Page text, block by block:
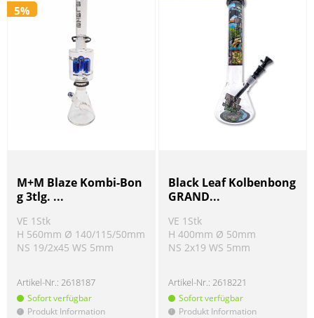
5%
M+M Blaze Kombi-Bon
g 3tlg. ...
VE 1Stk
H 560mm Ø 140/115/50mm
NS 19/2x45 WS 5mm
Artikel-Nr.:2618187
Sofort verfügbar
! Produkt Information
Black Leaf Kolbenbong
GRAND...
VE 1Stk
H 400mm Ø 50mm
NS 2x19 WS 5mm
Artikel-Nr.:2618221
Sofort verfügbar
! Produkt Information